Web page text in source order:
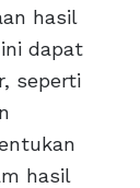
hasil
dapat
seperti
hasil